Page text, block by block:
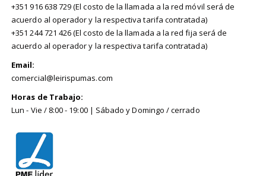
+351 916 638 729 (El costo de la llamada a la red móvil será de
acuerdo al operador y la respectiva tarifa contratada)
+351 244 721 426 (El costo de la llamada a la red fija será de
acuerdo al operador y la respectiva tarifa contratada)
Email:
comercial@leirispumas.com
Horas de Trabajo:
Lun - Vie / 8:00 - 19:00 | Sábado y Domingo / cerrado